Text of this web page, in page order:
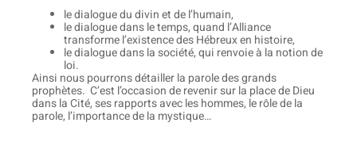
le dialogue du divin et de l’humain,
le dialogue dans le temps, quand l’Alliance
transforme l’existence des Hébreux en histoire,
le dialogue dans la société, qui renvoie à la notion de
loi.
Ainsi nous pourrons détailler la parole des grands
prophètes. C’est l’occasion de revenir sur la place de Dieu
dans la Cité, ses rapports avec les hommes, le rôle de la
parole, l’importance de la mystique…